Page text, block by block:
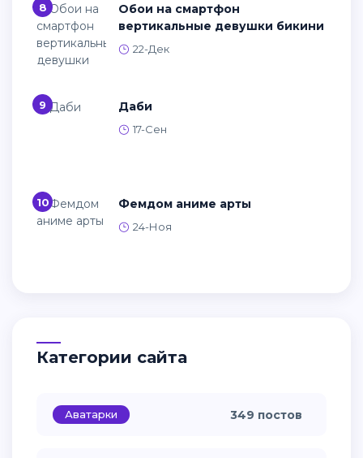
8
Обои на смартфон
вертикальные девушки бикини
22-Дек
9 Даби
17-Сен
10 Фемдом аниме арты
24-Ноя
Категории сайта
Аватарки 349 постов